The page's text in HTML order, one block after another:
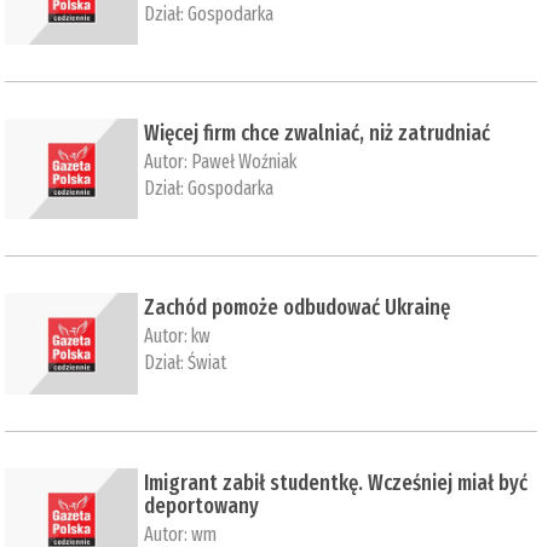
Dział:Gospodarka
Więcej firm chce zwalniać, niż zatrudniać
Autor: Paweł Woźniak
Dział:Gospodarka
Zachód pomoże odbudować Ukrainę
Autor: kw
Dział:Świat
Imigrant zabił studentkę. Wcześniej miał być
deportowany
Autor:wm